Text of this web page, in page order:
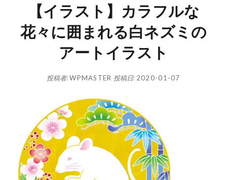
【イラスト】カラフルな
花々に囲まれる白ネズミの
アートイラスト
投稿者:WPMASTER 投稿日: 2020-01-07